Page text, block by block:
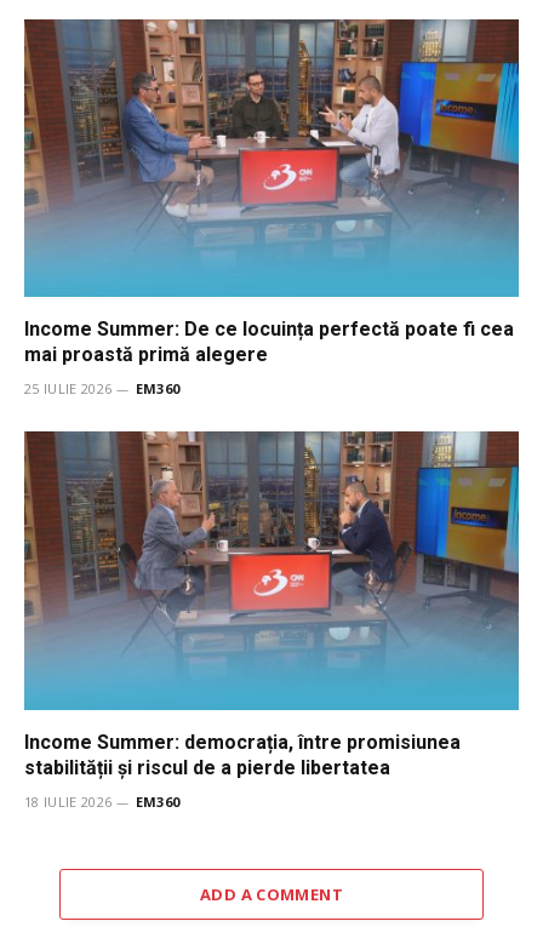
Income Summer: De ce locuința perfectă poate fi cea
mai proastă primă alegere
25 IULIE 2026 EM360
Income Summer: democrația, între promisiunea
stabilității și riscul de a pierde libertatea
18 IULIE 2026 EM360
ADD A COMMENT